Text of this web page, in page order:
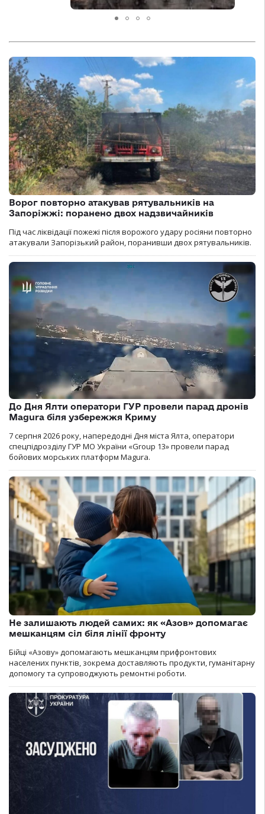
Ворог повторно атакував рятувальників на
Запоріжжі: поранено двох надзвичайників
Під час ліквідації пожежі після ворожого удару росіяни повторно
атакували Запорізький район, поранивши двох рятувальників.
До Дня Ялти оператори ГУР провели парад дронів
Magura біля узбережжя Криму
7 серпня 2026 року, напередодні Дня міста Ялта, оператори
спецпідрозділу ГУР МО України «Group 13» провели парад
бойових морських платформ Magura.
Не залишають людей самих: як «Азов» допомагає
мешканцям сіл біля лінії фронту
Бійці «Азову» допомагають мешканцям прифронтових
населених пунктів, зокрема доставляють продукти, гуманітарну
допомогу та супроводжують ремонтні роботи.